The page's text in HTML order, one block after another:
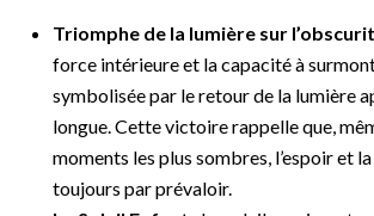
Triomphe de la lumière sur
force intérieure et la capacité à
symbolisée par le retour de la lumière
longue. Cette victoire rappelle que,
moments les plus sombres, l’espoir et
toujours par prévaloir.